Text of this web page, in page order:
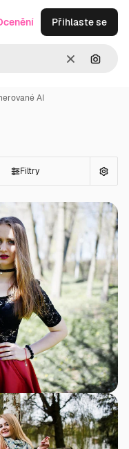
ZrušitHledat
Přihlaste se
AI
Filtry